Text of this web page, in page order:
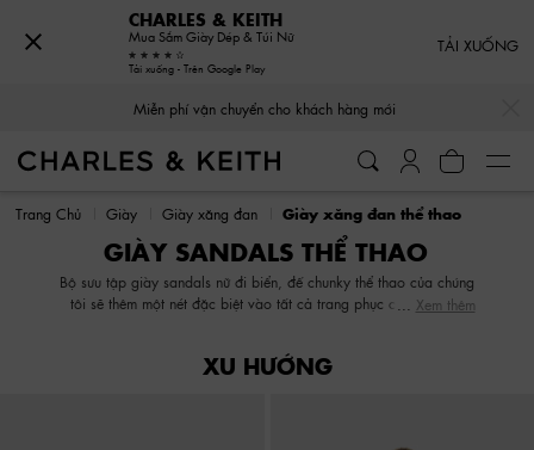
Miễn phí vận chuyển cho khách hàng mới
Trang Chủ Giày Giày xăng đan Giày xăng đan thể thao
GIÀY SANDALS THỂ THAO
Bộ sưu tập giày sandals nữ đi biển, đế chunky thể thao của chúng
tôi sẽ thêm một nét đặc biệt vào tất cả trang phục của bạn. Từ
giác thoải mái mà vẫn đảm bảo phong cách. Cho dù bạn thích
Xem thêm
XU HƯỚNG
CHARLES & KEITH
Mua Sắm Giày Dép & Túi Nữ
Tải xuống - Trên Google Play
TẢI XUỐNG